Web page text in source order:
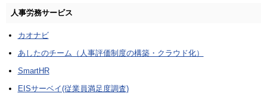
人事労務サービス
カオナビ
あしたのチーム（人事評価制度の構築・クラウド化）
SmartHR
EISサーベイ(従業員満足度調査)